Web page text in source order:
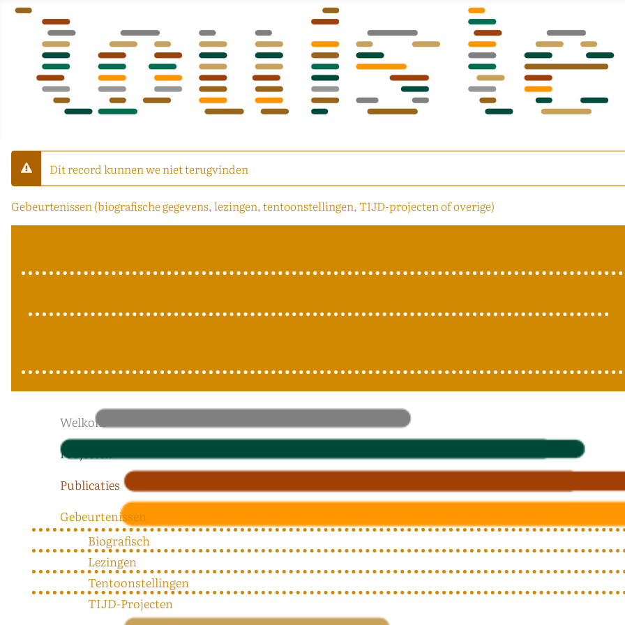
Welkom
Projecten
Publicaties
Gebeurtenissen
Biografisch
Lezingen
Tentoonstellingen
TIJD-Projecten
Waarschuwing
Dit record kunnen we niet terugvinden
Gebeurtenissen (biografische gegevens, lezingen, tentoonstellingen, TIJD-projecten of overige)